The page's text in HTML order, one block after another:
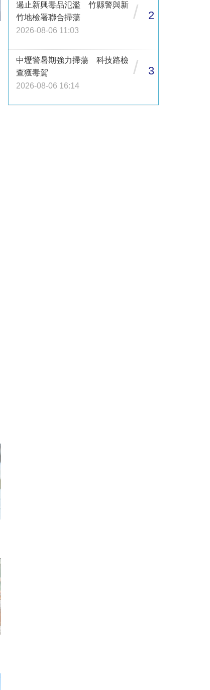
遏止新興毒品氾濫 竹縣警與新
竹地檢署聯合掃蕩
2026-08-06 11:03
/ 2
中壢警暑期強力掃蕩 科技路檢
查獲毒駕
2026-08-06 16:14
/ 3